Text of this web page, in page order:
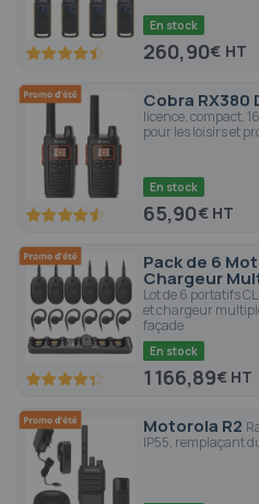
89 100
En stock
260,90€
Cobra RX380
licence, compact,
pour les loisirs et
91.2 100
En stock
65,90€
Pack de 6
Chargeur
Lot de 6 portatifs
et chargeur
façade
86.6100
En stock
1 166,89€
Motorola R2
IP55, remplaçant